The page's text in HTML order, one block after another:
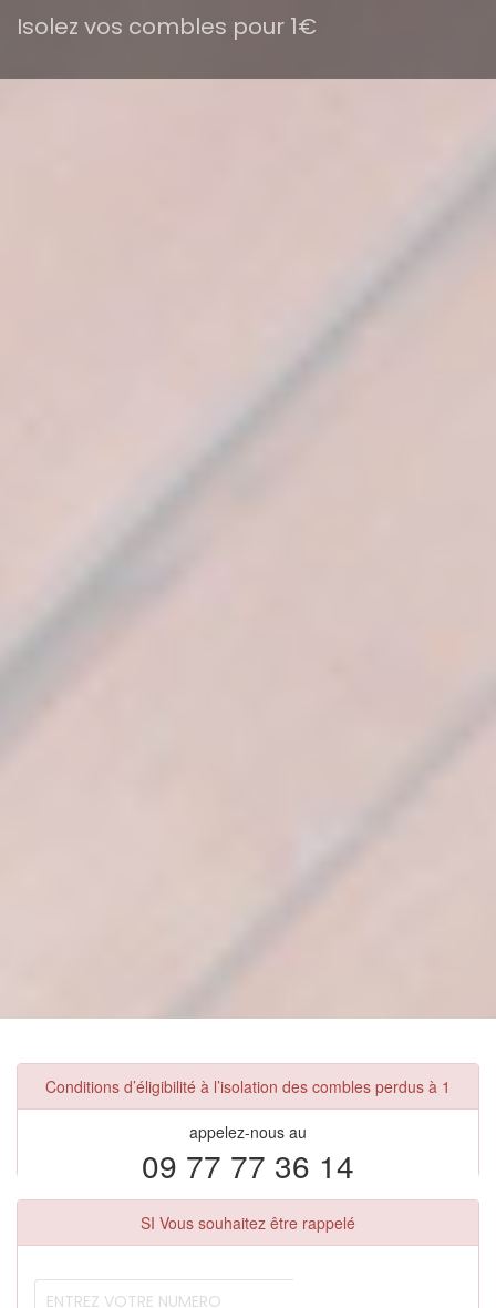
Isolez vos combles pour 1€
Conditions d’éligibilité à l’isolation des combles perdus à 1
appelez-nous au
09 77 77 36 14
SI Vous souhaitez être rappelé